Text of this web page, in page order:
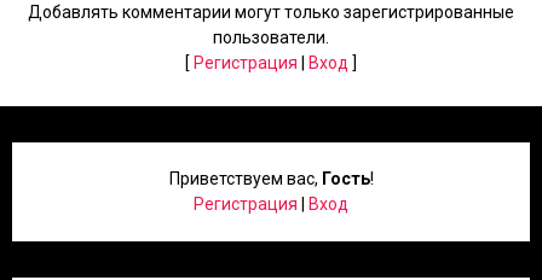
Добавлять комментарии могут только зарегистрированные
пользователи.
[ Регистрация Вход ]
Приветствуем вас, Гость!
Регистрация
Вход